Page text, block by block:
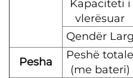
Kapaciteti i
vlerësuar
Qendër Larg
Pesha
Peshë totale
(me bateri)